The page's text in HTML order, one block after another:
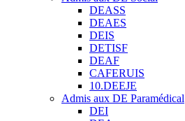
DEASS
DEAES
DEIS
DETISF
DEAF
CAFERUIS
10.DEEJE
Admis aux DE Paramédical
DEI